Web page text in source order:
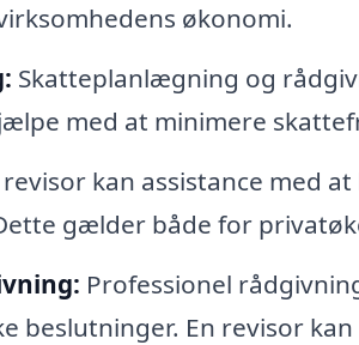
økonomi.
Skatteplanlægning og
med at minimere
revisor kan assistance med
gælder både for
Professionel
beslutninger. En revisor